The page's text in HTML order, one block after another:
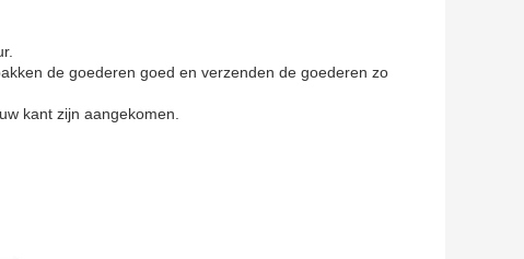
de goederen goed en verzenden de goederen zo
kant zijn aangekomen.